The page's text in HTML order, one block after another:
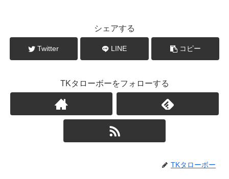
シェアする
Twitter LINE コピー
TKタローボーをフォローする
TKタローボー